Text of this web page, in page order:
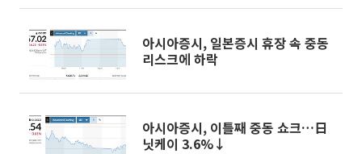
아시아증시, 일본증시 휴장 속 중동
리스크에 하락
아시아증시, 이틀째 중동 쇼크…日
닛케이 3.6%↓